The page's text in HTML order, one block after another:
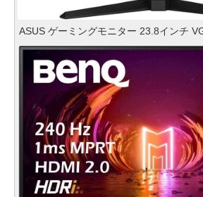
ASUS ゲーミングモニター 23.8インチ